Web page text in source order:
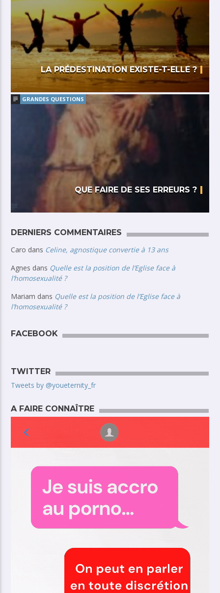
LA PRÉDESTINATION EXISTE-T-ELLE ?
GRANDES QUESTIONS
QUE FAIRE DE SES ERREURS ?
DERNIERS COMMENTAIRES
Caro dans Celine, agnostique convertie à 13 ans
Agnes dans Quelle est la position de l’Eglise face à
l’homosexualité ?
Mariam dans Quelle est la position de l’Eglise face à
l’homosexualité ?
FACEBOOK
TWITTER
Tweets by @youeternity_fr
A FAIRE CONNAÎTRE